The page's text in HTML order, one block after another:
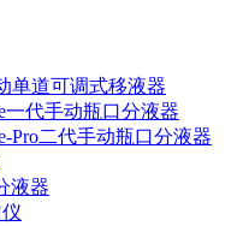
单道可调式移液器
一代手动瓶口分液器
Pro二代手动瓶口分液器
液器